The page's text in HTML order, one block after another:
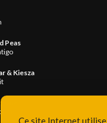
Peas
& Kiesza
my life
Ce site Internet utilise